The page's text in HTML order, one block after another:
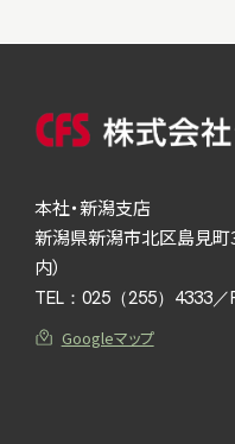
本社・新潟支店
新潟県新潟市北区島見町
内）
TEL：025（255）4333
Googleマップ